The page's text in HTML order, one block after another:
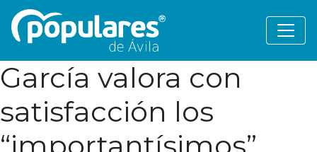
García valora con
satisfacción los